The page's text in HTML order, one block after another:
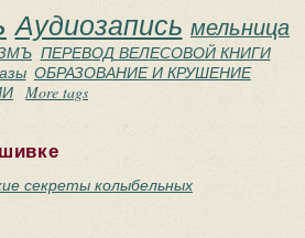
Аудиозапись мельница
ПЕРЕВОД ВЕЛЕСОВОЙ КНИГИ
ОБРАЗОВАНИЕ И КРУШЕНИЕ
More tags
секреты колыбельных